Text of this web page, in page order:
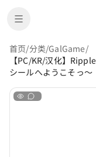
首页/分类/GalGame/
【PC/KR/汉化】
シールへようこそっ～